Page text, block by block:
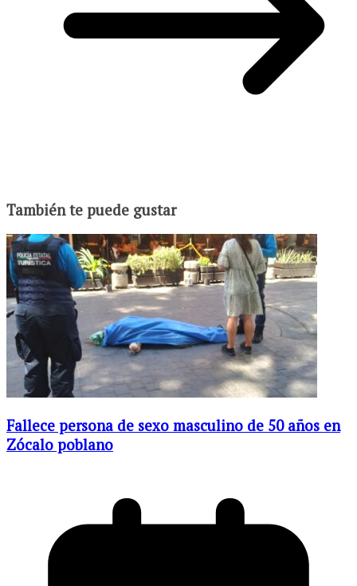
También te puede gustar
Fallece persona de sexo masculino de 50 años en
Zócalo poblano